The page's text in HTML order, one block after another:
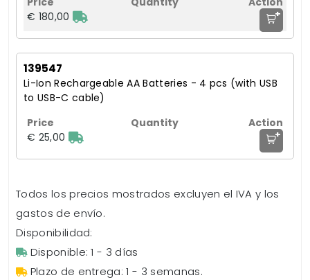
€ 180,00 +
139547
Li-Ion Rechargeable AA Batteries - 4 pcs (with USB
to USB-C cable)
€ 25,00 +
Todos los precios mostrados excluyen el IVA y los
gastos de envío.
Disponibilidad:
Disponible: 1 - 3 días
Plazo de entrega: 1 - 3 semanas.